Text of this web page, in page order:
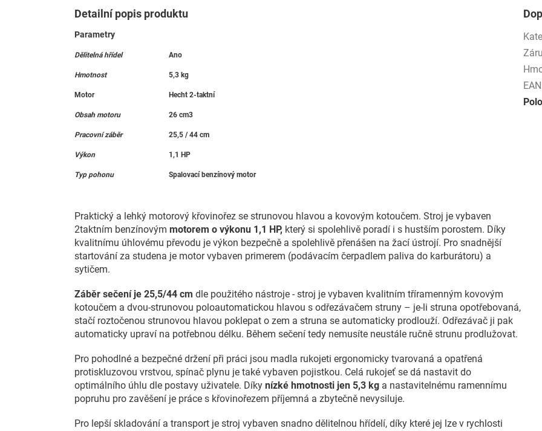
Detailní popis produktu
Parametry
Dělitelná hřídel Ano
Hmotnost 5,3 kg
Motor Hecht 2-taktní
Obsah motoru 26 cm3
Pracovní záběr 25,5 / 44 cm
Výkon 1,1 HP
Typ pohonu Spalovací benzínový motor
Praktický a lehký motorový křovinořez se strunovou hlavou a kovovým kotoučem. Stroj je vybaven
2taktním benzínovým motorem o výkonu 1,1 HP, který si spolehlivě poradí i s hustším porostem. Díky
kvalitnímu úhlovému převodu je výkon bezpečně a spolehlivě přenášen na žací ústrojí. Pro snadnější
startování za studena je motor vybaven primerem (podávacím čerpadlem paliva do karburátoru) a
sytičem.
Záběr sečení je 25,5/44 cm dle použitého nástroje - stroj je vybaven kvalitním tříramenným kovovým
kotoučem a dvou-strunovou poloautomatickou hlavou s odřezávačem struny – je-li struna opotřebovaná,
stačí roztočenou strunovou hlavou poklepat o zem a struna se automaticky prodlouží. Odřezávač ji pak
automaticky upraví na potřebnou délku. Během sečení tedy nemusíte neustále ručně strunu prodlužovat.
Pro pohodlné a bezpečné držení při práci jsou madla rukojeti ergonomicky tvarovaná a opatřená
protiskluzovou vrstvou, spínač plynu je také vybaven pojistkou. Celá rukojeť se dá nastavit do
optimálního úhlu dle postavy uživatele. Díky nízké hmotnosti jen 5,3 kg a nastavitelnému ramennímu
popruhu pro zavěšení je práce s křovinořezem příjemná a zbytečně nevysiluje.
Pro lepší skladování a transport je stroj vybaven snadno dělitelnou hřídelí, díky které jej lze v rychlosti
EAN